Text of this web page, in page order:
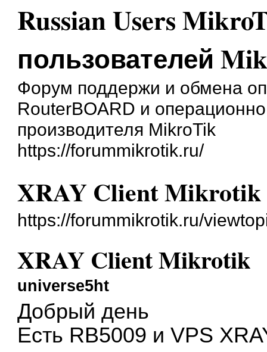
Russian Users
пользователей
Форум поддержи и обмена
RouterBOARD и
производителя MikroTik
https://forummikrotik.ru/
XRAY Client Mikrotik
https://forummikrotik.ru/
XRAY Client Mikrotik
universe5ht
Добрый день
Есть RB5009 и VPS